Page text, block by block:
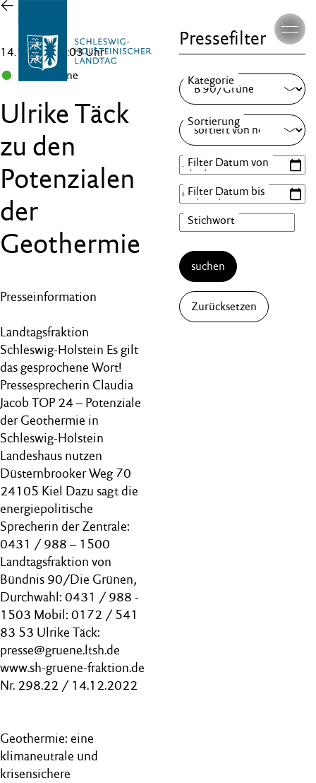
Zur
Übersicht
14.12.22 , 15:03 Uhr
B 90/Grüne
Ulrike Täck
zu den
Potenzialen
der
Geothermie
Presseinformation
Landtagsfraktion
Schleswig-Holstein Es gilt
das gesprochene Wort!
Pressesprecherin Claudia
Jacob TOP 24 – Potenziale
der Geothermie in
Schleswig-Holstein
Landeshaus nutzen
Düsternbrooker Weg 70
24105 Kiel Dazu sagt die
energiepolitische
Sprecherin der Zentrale:
0431 / 988 – 1500
Landtagsfraktion von
Bündnis 90/Die Grünen,
Durchwahl: 0431 / 988 -
1503 Mobil: 0172 / 541
83 53 Ulrike Täck:
presse@gruene.ltsh.de
www.sh-gruene-fraktion.de
Nr. 298.22 / 14.12.2022
Geothermie: eine
klimaneutrale und
krisensichere
Pressefilter
suchen
Zurücksetzen